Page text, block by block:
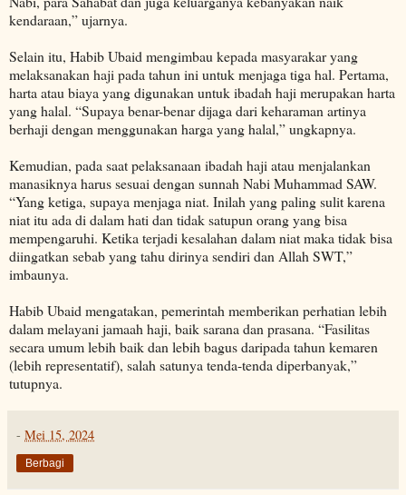
kendaraan,” ujarnya.
Selain itu, Habib Ubaid mengimbau kepada masyarakar yang
melaksanakan haji pada tahun ini untuk menjaga tiga hal. Pertama,
harta atau biaya yang digunakan untuk ibadah haji merupakan harta
yang halal. “Supaya benar-benar dijaga dari keharaman artinya
berhaji dengan menggunakan harga yang halal,” ungkapnya.
Kemudian, pada saat pelaksanaan ibadah haji atau menjalankan
manasiknya harus sesuai dengan sunnah Nabi Muhammad SAW.
“Yang ketiga, supaya menjaga niat. Inilah yang paling sulit karena
niat itu ada di dalam hati dan tidak satupun orang yang bisa
mempengaruhi. Ketika terjadi kesalahan dalam niat maka tidak bisa
diingatkan sebab yang tahu dirinya sendiri dan Allah SWT,”
imbaunya.
Habib Ubaid mengatakan, pemerintah memberikan perhatian lebih
dalam melayani jamaah haji, baik sarana dan prasana. “Fasilitas
secara umum lebih baik dan lebih bagus daripada tahun kemaren
(lebih representatif), salah satunya tenda-tenda diperbanyak,”
tutupnya.
- Mei 15, 2024
Berbagi